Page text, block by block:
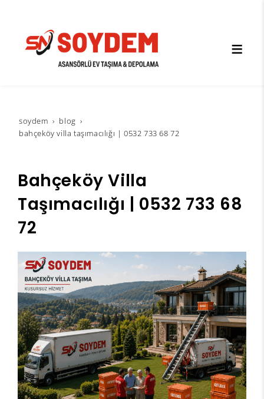
soydem
blog
bahçeköy villa taşımacılığı | 0532 733 68 72
Bahçeköy Villa
Taşımacılığı | 0532 733 68
72